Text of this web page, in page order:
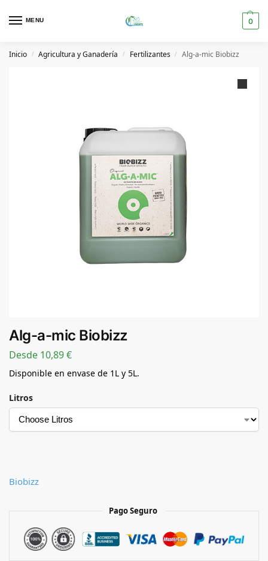
MENU 0
Inicio / Agricultura y Ganadería / Fertilizantes / Alg-a-mic Biobizz
Alg-a-mic Biobizz
Desde 10,89€
Disponible en envase de 1L y 5L.
Litros
Biobizz
Pago Seguro